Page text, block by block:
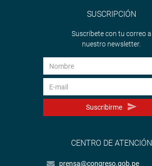
SUSCRIPCIÓN
Suscríbete con tu correo a
nuestro newsletter.
Suscribirme
CENTRO DE ATENCIÓN
prensa@congreso.gob.pe